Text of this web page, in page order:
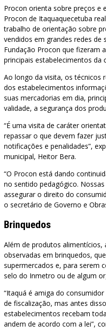
Procon orienta sobre preços e
Procon de Itaquaquecetuba
trabalho de orientação sobre
vendidos em grandes redes de
Fundação Procon que fizeram
principais estabelecimentos da
Ao longo da visita, os técnicos
dos estabelecimentos
suas mercadorias em dia,
validade, a segurança dos
“É uma visita de caráter
repassar o que devem fazer
notificações e penalidades”,
municipal, Heitor Bera.
“O Procon está dando
no sentido pedagógico.
assegurar o direito do
o secretário de Governo e
Brinquedos
Além de produtos
observadas em brinquedos,
supermercados e, para serem
selo do Inmetro ou de algum
“Itaquá é amiga do
de fiscalização, mas antes
estabelecimentos recebam
andem de acordo com a lei”,